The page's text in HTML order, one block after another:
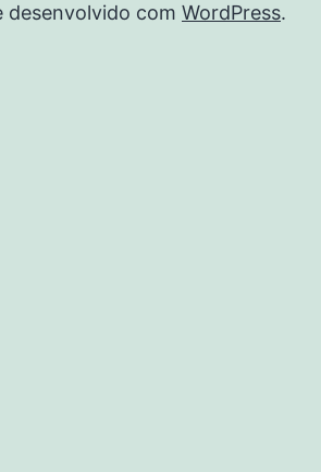
desenvolvido com WordPress.